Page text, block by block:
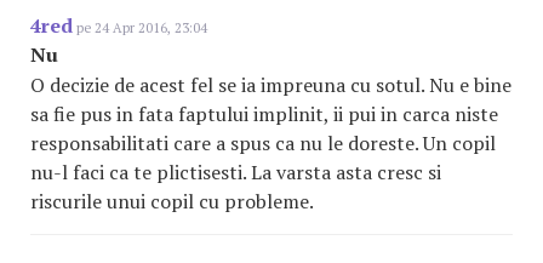
4red pe 24 Apr 2016, 23:04
Nu
O decizie de acest fel se ia impreuna cu sotul. Nu e bine
sa fie pus in fata faptului implinit, ii pui in carca niste
responsabilitati care a spus ca nu le doreste. Un copil
nu-l faci ca te plictisesti. La varsta asta cresc si
riscurile unui copil cu probleme.